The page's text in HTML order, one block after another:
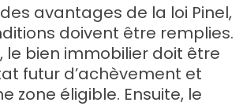
avantages de la loi Pinel,
doivent être remplies.
le bien immobilier doit être
futur d’achèvement et
zone éligible. Ensuite, le